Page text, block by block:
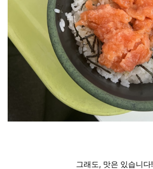
그래도, 맛은 있습니다!